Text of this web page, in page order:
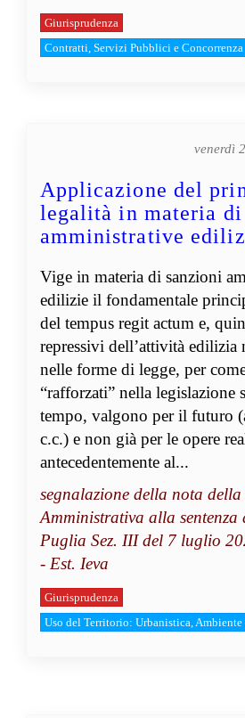
Giurisprudenza
Contratti, Servizi Pubblici e Concorrenza
venerdì
Applicazione del
legalità in materia di
amministrative
Vige in materia di sanzioni
edilizie il fondamentale
del tempus regit actum e,
repressivi dell’attività edilizia
nelle forme di legge, per
“rafforzati” nella legislazione
tempo, valgono per il futuro
c.c.) e non già per le opere
antecedentemente al...
segnalazione della nota
Amministrativa alla sentenza
Puglia Sez. III del 7 luglio
- Est. Ieva
Giurisprudenza
Uso del Territorio: Urbanistica, Ambiente